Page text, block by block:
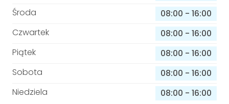
Środa
08:00 - 16:00
Czwartek
08:00 - 16:00
Piątek
08:00 - 16:00
Sobota
08:00 - 16:00
Niedziela
08:00 - 16:00